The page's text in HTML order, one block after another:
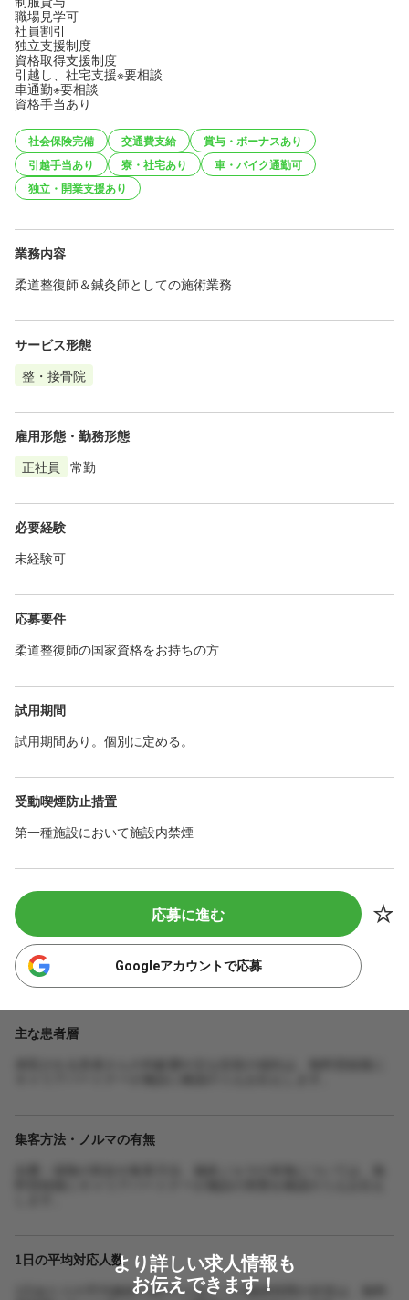
職場見学可
社員割引
独立支援制度
資格取得支援制度
引越し、社宅支援※要相談
車通勤※要相談
資格手当あり
社会保険完備 交通費支給
賞与・ボーナスあり
引越手当あり
寮・社宅あり
車・バイク通勤可
独立・開業支援あり
業務内容
柔道整復師＆鍼灸師としての施術業務
サービス形態
整・接骨院
雇用形態・勤務形態
正社員
常勤
必要経験
未経験可
応募要件
柔道整復師の国家資格をお持ちの方
試用期間
試用期間あり。個別に定める。
受動喫煙防止措置
第一種施設において施設内禁煙
応募に進む
Googleアカウントで応募
主な患者層
集客方法・ノルマの有無
1日の平均対応人数
1日あたりの平均施術人数や1人あたりの施術時間の目安は、無料
より詳しい求人情報も
お伝えできます！